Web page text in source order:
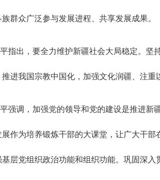
群众广泛参与发展进程、共享发展成果。
指出，要全力维护新疆社会大局稳定。坚
进我国宗教中国化，加强文化润疆、注
强调，加强党的领导和党的建设是推进新
展作为培养锻炼干部的大课堂，让广大干
层党组织政治功能和组织功能。巩固深